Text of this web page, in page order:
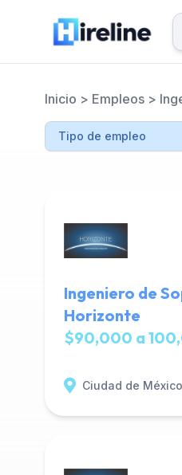
Inicio > Empleos >
Ingeniero de
Horizonte
$90,000 a
Ciudad de